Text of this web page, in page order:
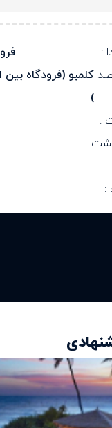
:
کلمبو (فرودگاه بین
)
:
:
: